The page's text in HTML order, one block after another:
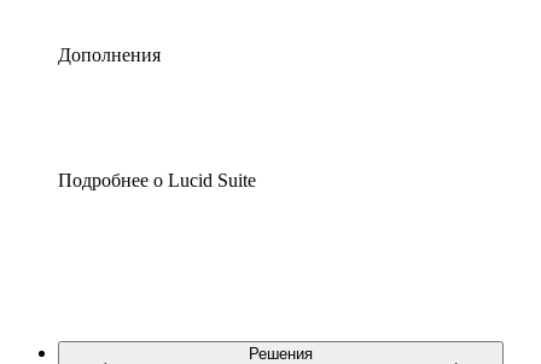
Дополнения
Подробнее о Lucid Suite
Решения